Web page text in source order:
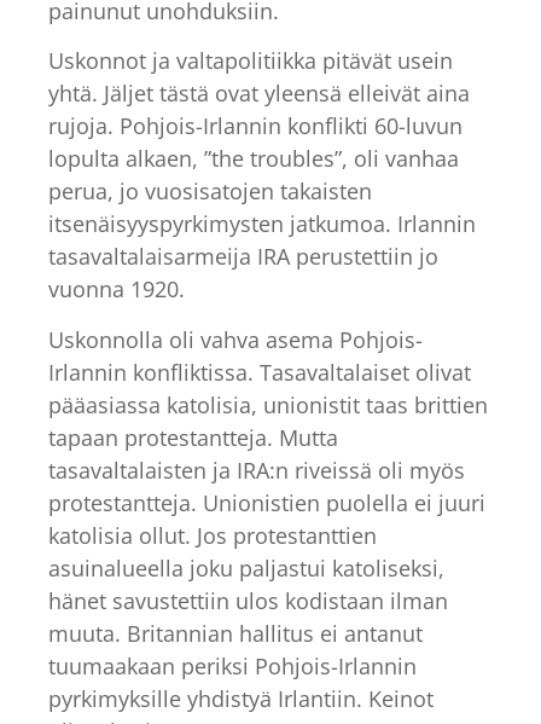
painunut unohduksiin.
Uskonnot ja valtapolitiikka pitävät usein
yhtä. Jäljet tästä ovat yleensä elleivät aina
rujoja. Pohjois-Irlannin konflikti 60-luvun
lopulta alkaen, ”the troubles”, oli vanhaa
perua, jo vuosisatojen takaisten
itsenäisyyspyrkimysten jatkumoa. Irlannin
tasavaltalaisarmeija IRA perustettiin jo
vuonna 1920.
Uskonnolla oli vahva asema Pohjois-
Irlannin konfliktissa. Tasavaltalaiset olivat
pääasiassa katolisia, unionistit taas brittien
tapaan protestantteja. Mutta
tasavaltalaisten ja IRA:n riveissä oli myös
protestantteja. Unionistien puolella ei juuri
katolisia ollut. Jos protestanttien
asuinalueella joku paljastui katoliseksi,
hänet savustettiin ulos kodistaan ilman
muuta. Britannian hallitus ei antanut
tuumaakaan periksi Pohjois-Irlannin
pyrkimyksille yhdistyä Irlantiin. Keinot